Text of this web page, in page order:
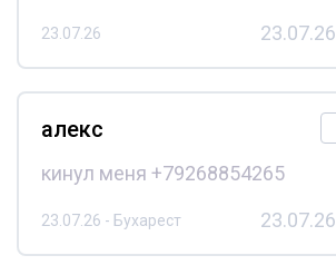
23.07.26 23.07.26
алекс
кинул меня +79268854265
23.07.26 - Бухарест 23.07.26